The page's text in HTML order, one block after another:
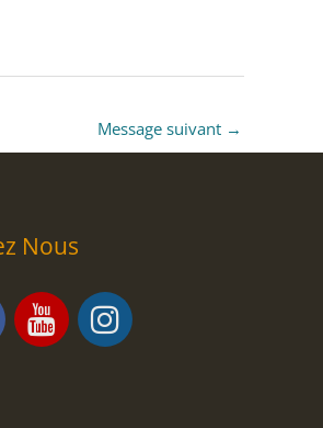
Message suivant →
Nous